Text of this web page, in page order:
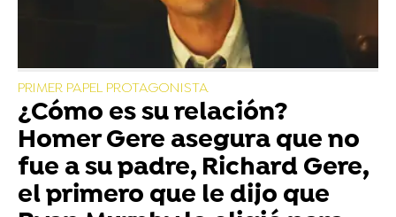
PRIMER PAPEL PROTAGONISTA
¿Cómo es su relación?
Homer Gere asegura que no
fue a su padre, Richard Gere,
el primero que le dijo que